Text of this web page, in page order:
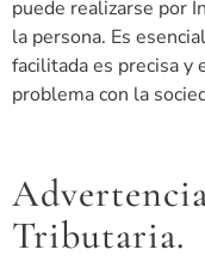
puede realizarse por
la persona. Es
facilitada es precisa y
problema con la
Tributaria.